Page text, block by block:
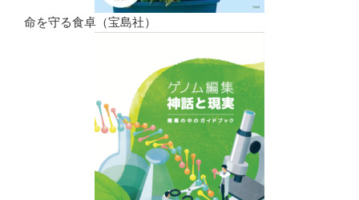
命を守る食卓（宝島社）